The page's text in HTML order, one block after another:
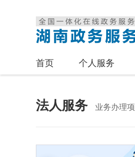
首页 个人服务
法人服务 业务办理项